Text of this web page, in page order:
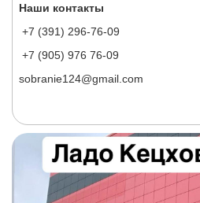
Наши контакты
+7 (391) 296-76-09
+7 (905) 976 76-09
sobranie124@gmail.com